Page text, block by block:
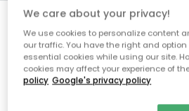
Emme
etsimääsi
We care about your privacy!
We use cookies to personalize content
our traffic. You have the right and
essential cookies while using our site.
cookies may affect your experience of
policy Google's privacy policy